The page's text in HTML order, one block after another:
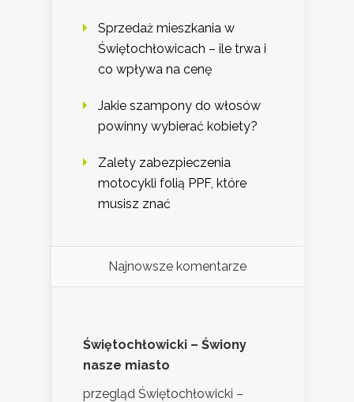
Sprzedaż mieszkania w
Świętochłowicach – ile trwa i
co wpływa na cenę
Jakie szampony do włosów
powinny wybierać kobiety?
Zalety zabezpieczenia
motocykli folią PPF, które
musisz znać
Najnowsze komentarze
Świętochłowicki – Świony
nasze miasto
przegląd Świętochłowicki –